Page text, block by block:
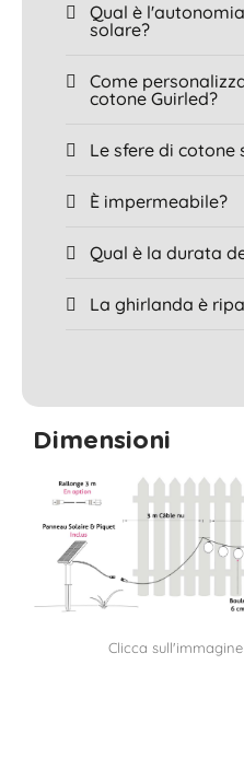
Qual è
solare?
Come
cotone Guirled?
Le sfere di
È impermeabile?
Qual è la durata
La ghirlanda è
Dimensioni
Clicca